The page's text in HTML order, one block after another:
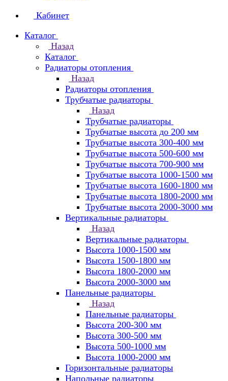
Кабинет
Каталог
Назад
Каталог
Радиаторы отопления
Назад
Радиаторы отопления
Трубчатые радиаторы
Назад
Трубчатые радиаторы
Трубчатые высота до 200 мм
Трубчатые высота 300-400 мм
Трубчатые высота 500-600 мм
Трубчатые высота 700-900 мм
Трубчатые высота 1000-1500 мм
Трубчатые высота 1600-1800 мм
Трубчатые высота 1800-2000 мм
Трубчатые высота 2000-3000 мм
Вертикальные радиаторы
Назад
Вертикальные радиаторы
Высота 1000-1500 мм
Высота 1500-1800 мм
Высота 1800-2000 мм
Высота 2000-3000 мм
Панельные радиаторы
Назад
Панельные радиаторы
Высота 200-300 мм
Высота 300-500 мм
Высота 500-1000 мм
Высота 1000-2000 мм
Горизонтальные радиаторы
Напольные радиаторы